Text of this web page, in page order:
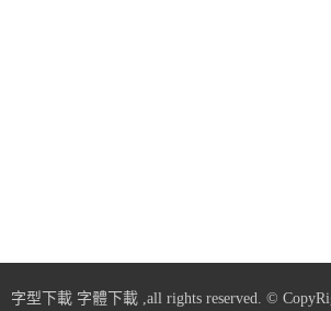
字型下載 字體下載,all rights reserved. ©